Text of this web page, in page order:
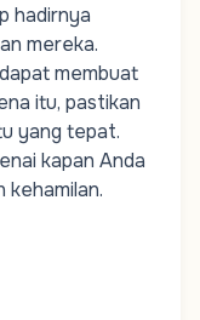
hadirnya
mereka.
membuat
itu, pastikan
yang tepat.
kapan Anda